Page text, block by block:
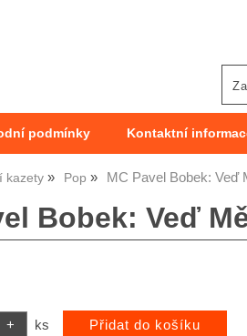
podmínky Kontaktní
kazety Pop MC Pavel Bobek: Veď
Bobek: Veď
ks